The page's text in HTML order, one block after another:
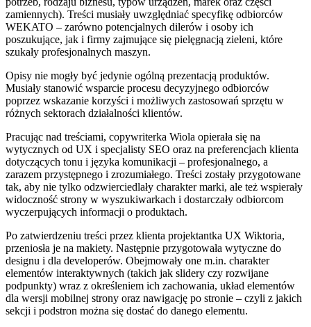
zamiennych). Treści musiały uwzględniać specyfikę odbiorców
WEKATO – zarówno potencjalnych dilerów i osoby ich
poszukujące, jak i firmy zajmujące się pielęgnacją zieleni, które
szukały profesjonalnych maszyn.
Opisy nie mogły być jedynie ogólną prezentacją produktów.
Musiały stanowić wsparcie procesu decyzyjnego odbiorców
poprzez wskazanie korzyści i możliwych zastosowań sprzętu w
różnych sektorach działalności klientów.
Pracując nad treściami, copywriterka Wiola opierała się na
wytycznych od UX i specjalisty SEO oraz na preferencjach klienta
dotyczących tonu i języka komunikacji – profesjonalnego, a
zarazem przystępnego i zrozumiałego. Treści zostały przygotowane
tak, aby nie tylko odzwierciedlały charakter marki, ale też wspierały
widoczność strony w wyszukiwarkach i dostarczały odbiorcom
wyczerpujących informacji o produktach.
Po zatwierdzeniu treści przez klienta projektantka UX Wiktoria,
przeniosła je na makiety. Następnie przygotowała wytyczne do
designu i dla developerów. Obejmowały one m.in. charakter
elementów interaktywnych (takich jak slidery czy rozwijane
podpunkty) wraz z określeniem ich zachowania, układ elementów
dla wersji mobilnej strony oraz nawigację po stronie – czyli z jakich
sekcji i podstron można się dostać do danego elementu.